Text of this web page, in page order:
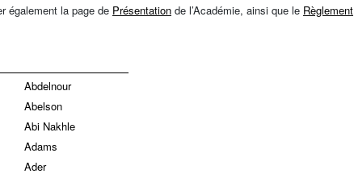
également la page de Présentation de l’Académie, ainsi que le Règlement
Abdelnour
Abelson
Abi Nakhle
Adams
Ader